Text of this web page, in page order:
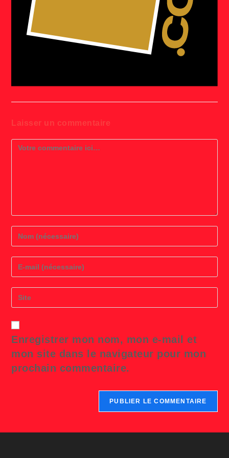
Laisser un commentaire
Comment
Enter
your
or
username
to
comment
Enter
your
address
comment
Saisir
l’URL
votre
site
(facultatif)
Enregistrer mon nom, mon e-mail et
mon site dans le navigateur pour mon
prochain commentaire.